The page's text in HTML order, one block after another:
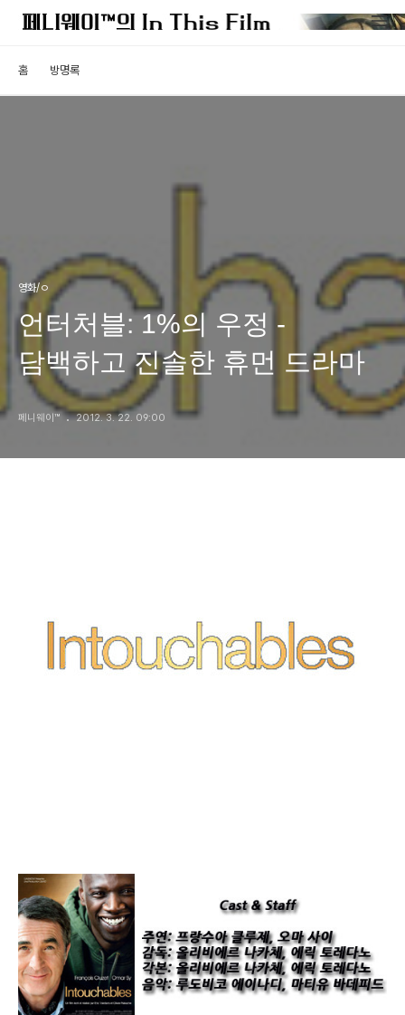
홈 방명록
영화/ㅇ
언터처블: 1%의 우정 -
담백하고 진솔한 휴먼 드라마
페니웨이™ 2012. 3. 22. 09:00